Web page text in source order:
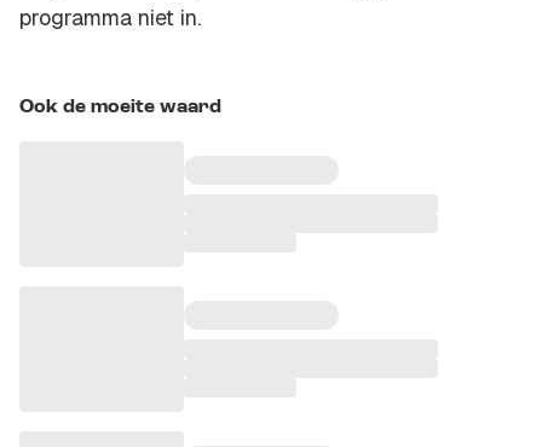
programma niet in.
Ook de moeite waard